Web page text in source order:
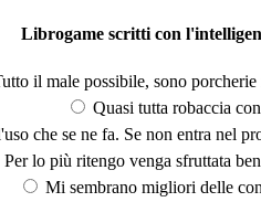
Librogame scritti con
il male possibile, sono
Quasi tutta robaccia
che se ne fa. Se non entra nel
Per lo più ritengo venga sfruttata
Mi sembrano migliori delle